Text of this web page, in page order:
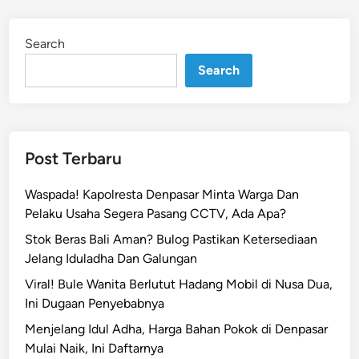
Search
Search
Post Terbaru
Waspada! Kapolresta Denpasar Minta Warga Dan
Pelaku Usaha Segera Pasang CCTV, Ada Apa?
Stok Beras Bali Aman? Bulog Pastikan Ketersediaan
Jelang Iduladha Dan Galungan
Viral! Bule Wanita Berlutut Hadang Mobil di Nusa Dua,
Ini Dugaan Penyebabnya
Menjelang Idul Adha, Harga Bahan Pokok di Denpasar
Mulai Naik, Ini Daftarnya